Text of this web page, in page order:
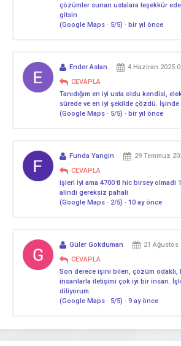
çözümler sunan ustalara teşekkür
gitsin
(Google Maps · 5/5) · bir yıl önce
Ender Aslan
4 Haziran 2025
CEVAPLA
Tanıdığım en iyi usta oldu kendisi,
sürede ve en iyi şekilde çözdü.
(Google Maps · 5/5) · bir yıl önce
Funda Yangin
29 Temmuz
CEVAPLA
işleri iyi ama 4700 tl hic birsey olmadi
alindi gereksiz pahali
(Google Maps · 2/5) · 10 ay önce
Güler Gokduman
21 Ağustos
CEVAPLA
Son derece işini bilen, çözüm odaklı,
insanlarla iletişimi çok iyi bir insan.
diliyorum.
(Google Maps · 5/5) · 9 ay önce